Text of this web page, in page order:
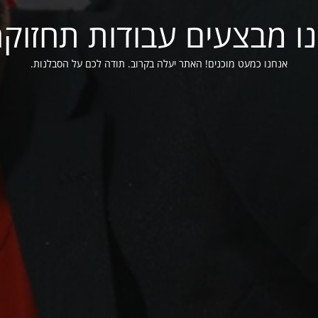
מבצעים עבודות
אנחנו כמעט מוכנים! האתר יעלה בקרוב. תודה לכם על הסבלנות.